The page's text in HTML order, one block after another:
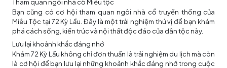
Bạn cũng có cơ hội tham quan ngôi nhà cổ truyền thống của
Miêu Tộc tại 72 Kỳ Lầu. Đây là một trải nghiệm thú vị để bạn khám
phá cách sống, kiến trúc và nội thất độc đáo của dân tộc này.
Lưu lại khoảnh khắc đáng nhớ
Khám 72 Kỳ Lầu không chỉ đơn thuần là trải nghiệm du lịch mà còn
là cơ hội để bạn lưu lại những khoảnh khắc đáng nhớ trong cuộc